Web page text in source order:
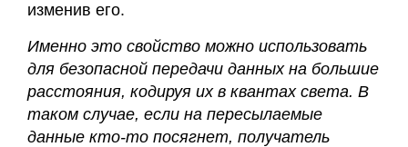
изменив его.
Именно это свойство можно использовать
для безопасной передачи данных на большие
расстояния, кодируя их в квантах света. В
таком случае, если на пересылаемые
данные кто-то посягнет, получатель